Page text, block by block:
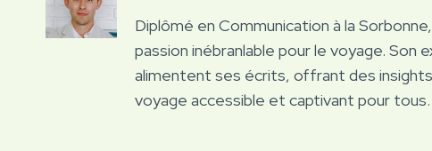
Diplômé en Communication à la
passion inébranlable pour le voyage.
alimentent ses écrits, offrant des
voyage accessible et captivant pour tous.